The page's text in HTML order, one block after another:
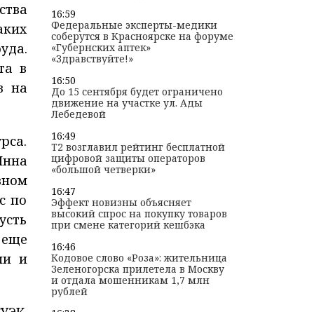
в
на
по
и
16:59
Федеральные эксперты-медики
соберутся в Красноярске на форуме
«Губернских аптек»
«Здравствуйте!»
16:50
До 15 сентября будет ограничено
движение на участке ул. Ады
Лебедевой
16:49
T2 возглавил рейтинг бесплатной
цифровой защиты операторов
«большой четверки»
16:47
Эффект новизны объясняет
высокий спрос на покупку товаров
при смене категорий кешбэка
16:46
Кодовое слово «Роза»: жительница
Зеленогорска прилетела в Москву
и отдала мошенникам 1,7 млн
рублей